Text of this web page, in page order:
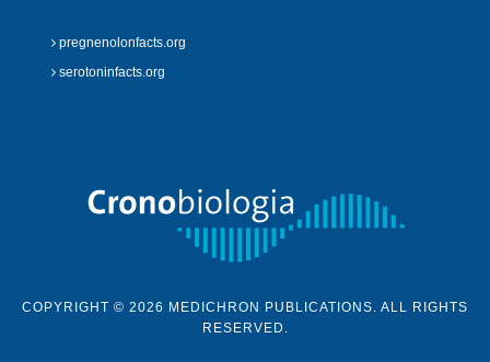
pregnenolonfacts.org
serotoninfacts.org
COPYRIGHT © 2026 MEDICHRON PUBLICATIONS. ALL RIGHTS
RESERVED.